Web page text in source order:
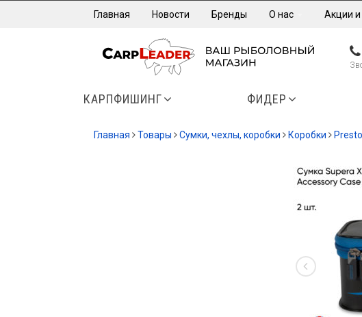
Главная Новости Бренды О нас Акции и
КАРПФИШИНГ ФИДЕР
Главная Товары Сумки, чехлы, коробки Коробки
-13%